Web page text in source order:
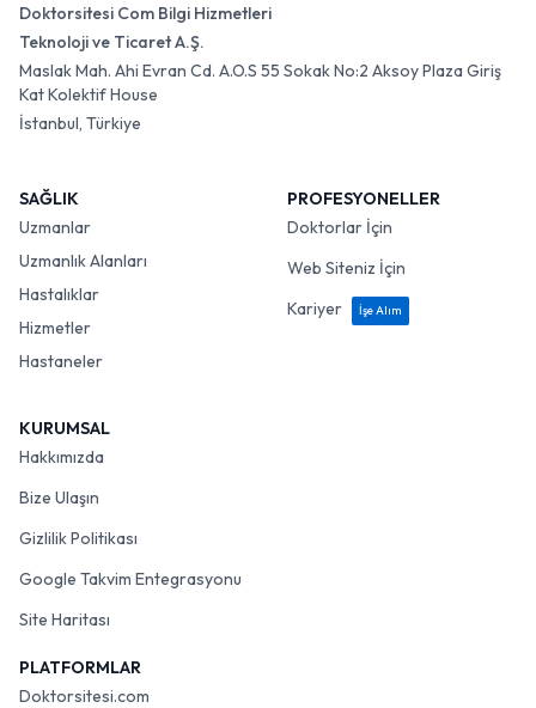
Doktorsitesi Com Bilgi Hizmetleri
Teknoloji ve Ticaret A.Ş.
Maslak Mah. Ahi Evran Cd. A.O.S 55 Sokak No:2 Aksoy Plaza Giriş
Kat Kolektif House
İstanbul, Türkiye
SAĞLIK
Uzmanlar
Uzmanlık Alanları
Hastalıklar
Hizmetler
Hastaneler
PROFESYONELLER
Doktorlar İçin
Web Siteniz İçin
Kariyer
İşe Alım
KURUMSAL
Hakkımızda
Bize Ulaşın
Gizlilik Politikası
Google Takvim Entegrasyonu
Site Haritası
PLATFORMLAR
Doktorsitesi.com